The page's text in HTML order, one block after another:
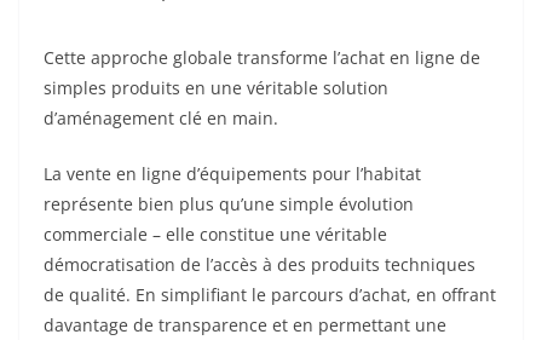
Cette approche globale transforme l’achat en ligne de
simples produits en une véritable solution
d’aménagement clé en main.
La vente en ligne d’équipements pour l’habitat
représente bien plus qu’une simple évolution
commerciale – elle constitue une véritable
démocratisation de l’accès à des produits techniques
de qualité. En simplifiant le parcours d’achat, en offrant
davantage de transparence et en permettant une